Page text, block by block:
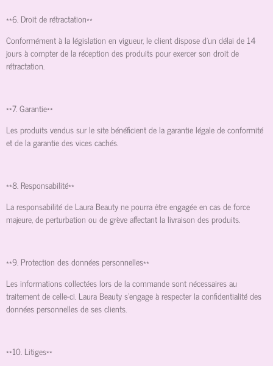
**6. Droit de rétractation**
Conformément à la législation en vigueur, le client dispose d'un délai de 14
jours à compter de la réception des produits pour exercer son droit de
rétractation.
**7. Garantie**
Les produits vendus sur le site bénéficient de la garantie légale de conformité
et de la garantie des vices cachés.
**8. Responsabilité**
La responsabilité de Laura Beauty ne pourra être engagée en cas de force
majeure, de perturbation ou de grève affectant la livraison des produits.
**9. Protection des données personnelles**
Les informations collectées lors de la commande sont nécessaires au
traitement de celle-ci. Laura Beauty s'engage à respecter la confidentialité des
données personnelles de ses clients.
**10. Litiges**